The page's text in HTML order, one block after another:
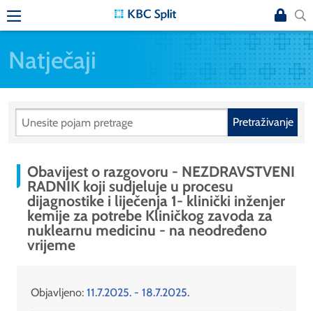
Natječaji
Pretraživanje
Obavijest o razgovoru - NEZDRAVSTVENI
RADNIK koji sudjeluje u procesu
dijagnostike i liječenja 1- klinički inženjer
kemije za potrebe Kliničkog zavoda za
nuklearnu medicinu - na neodređeno
vrijeme
Objavljeno: 11.7.2025. - 18.7.2025.